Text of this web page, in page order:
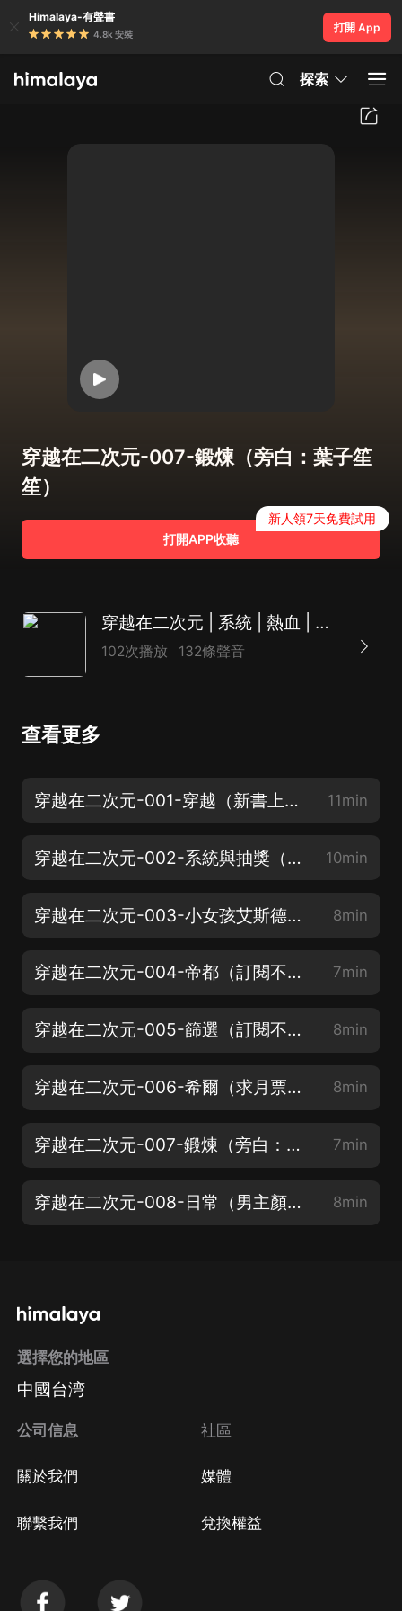
Himalaya-有聲書
4.8k 安裝
打開 App
探索
穿越在二次元-007-鍛煉（旁白：葉子笙
笙）
打開APP收聽
新人領7天免費試用
穿越在二次元 | 系統 | 熱血 | 打鬥 | 單男主 | 有聲漫畫
102次播放 132條聲音
查看更多
穿越在二次元-001-穿越（新書上線，歡迎關注） 11min
穿越在二次元-002-系統與抽獎（高中生男主，穿越二次元動漫） 10min
穿越在二次元-003-小女孩艾斯德斯（系統養成，打怪升級） 8min
穿越在二次元-004-帝都（訂閱不迷路哦） 7min
穿越在二次元-005-篩選（訂閱不迷路哦） 8min
穿越在二次元-006-希爾（求月票，感謝各位小耳朵） 8min
穿越在二次元-007-鍛煉（旁白：葉子笙笙） 7min
穿越在二次元-008-日常（男主顏辰：别夢寒灬） 8min
選擇您的地區
中國台湾
公司信息
關於我們
聯繫我們
社區
媒體
兌換權益